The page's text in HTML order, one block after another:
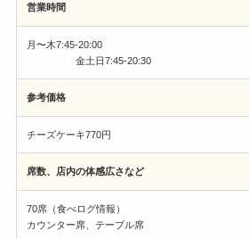
営業時間
月〜木7:45-20:00
金土日7:45-20:30
参考価格
チーズケーキ770円
席数、店内の体感広さなど
70席（食べログ情報）
カウンター席、テーブル席